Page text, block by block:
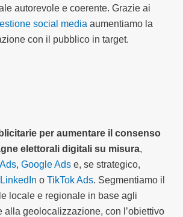
autorevole e coerente. Grazie ai
social media aumentiamo la
con il pubblico in target.
per aumentare il consenso
elettorali digitali su misura,
, Google Ads e, se strategico,
LinkedIn o TikTok Ads. Segmentiamo il
locale e regionale in base agli
alla geolocalizzazione, con l’obiettivo